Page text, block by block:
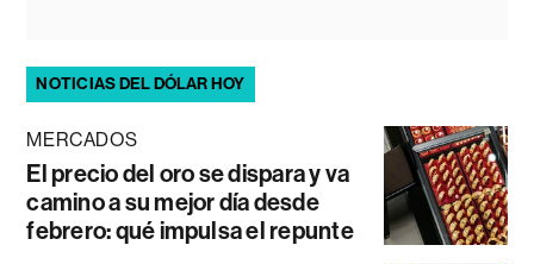
NOTICIAS DEL DÓLAR HOY
MERCADOS
El precio del oro se dispara y va
camino a su mejor día desde
febrero: qué impulsa el repunte